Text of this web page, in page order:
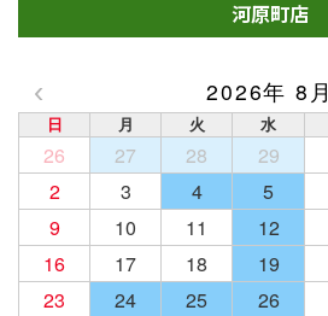
河原町店
‹ 2026年 8月
日 月 火 水
26 27 28 29
2
3 4 5
9
10 11 12
16
17 18 19
23
24 25 26